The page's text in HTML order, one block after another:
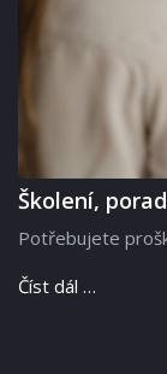
Školení,
Potřebujete
Číst dál …